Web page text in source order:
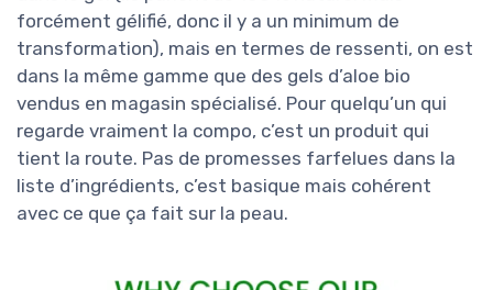
forcément gélifié, donc il y a un minimum de
transformation), mais en termes de ressenti, on est
dans la même gamme que des gels d’aloe bio
vendus en magasin spécialisé. Pour quelqu’un qui
regarde vraiment la compo, c’est un produit qui
tient la route. Pas de promesses farfelues dans la
liste d’ingrédients, c’est basique mais cohérent
avec ce que ça fait sur la peau.